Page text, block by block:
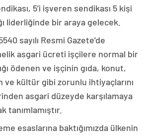
5’i işveren sendikası 5 kişi
liderliğinde bir araya gelecek.
sayılı Resmi Gazete’de
asgari ücreti işçilere normal bir
ödenen ve işçinin gıda, konut,
ve kültür gibi zorunlu ihtiyaçlarını
asgari düzeyde karşılamaya
esaslarına baktığımızda ülkenin